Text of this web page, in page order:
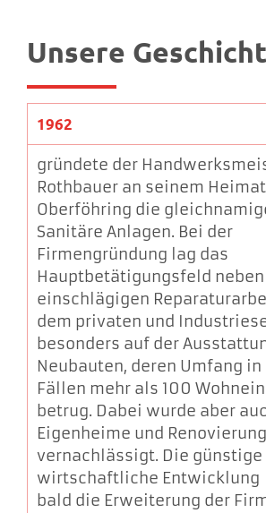
Unsere
1962
gründete der
Rothbauer an seinem
Oberföhring die
Sanitäre Anlagen. Bei der
Firmengründung lag das
Hauptbetätigungsfeld neben
einschlägigen
dem privaten und
besonders auf der
Neubauten, deren Umfang
Fällen mehr als 100
betrug. Dabei wurde aber
Eigenheime und
vernachlässigt. Die günstige
wirtschaftliche Entwicklung
bald die Erweiterung der